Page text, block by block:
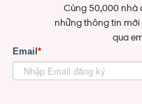
Cùng 50,000 nhà
những thông tin
qua